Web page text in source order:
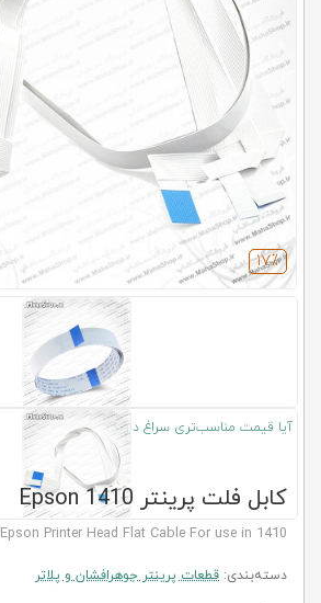
17٪
آیا قیمت مناسب‌تری سراغ دارید؟
کابل فلت پرینتر 1410 Epson
Epson Printer Head Flat Cable For use in 1410
دسته‌بندی: قطعات پرینتر جوهرافشان و پلاتر